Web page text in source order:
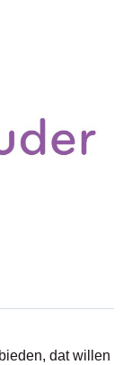
dat willen